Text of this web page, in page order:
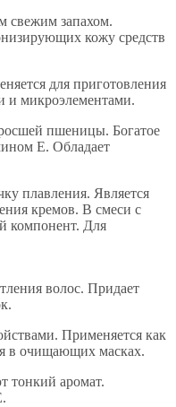
свежим запахом.
кожу средств
для приготовления
и микроэлементами.
пшеницы. Богатое
Е. Обладает
плавления. Является
кремов. В смеси с
компонент. Для
волос. Придает
Применяется как
в очищающих масках.
тонкий аромат.